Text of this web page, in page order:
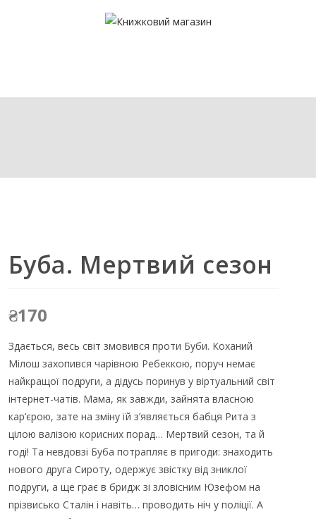
Буба. Мертвий сезон
₴170
Здається, весь світ змовився проти Буби. Коханий
Мілош захопився чарівною Ребеккою, поруч немає
найкращої подруги, а дідусь поринув у віртуальний світ
інтернет-чатів. Мама, як завжди, зайнята власною
кар’єрою, зате на зміну їй з’являється бабця Рита з
цілою валізою корисних порад… Мертвий сезон, та й
годі! Та невдовзі Буба потрапляє в пригоди: знаходить
нового друга Сироту, одержує звістку від зниклої
подруги, а ще грає в бридж зі зловісним Юзефом на
прізвисько Сталін і навіть… проводить ніч у поліції. А